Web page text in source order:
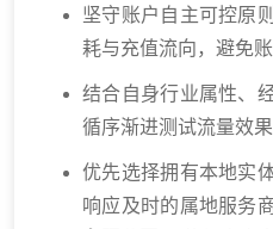
坚守账户自主可控原
耗与充值流向，避免
结合自身行业属性、
循序渐进测试流量效
优先选择拥有本地实
响应及时的属地服务